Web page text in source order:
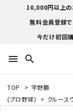
10,000円以上の
無料会員登録で
今だけ初回
menu search
TOP > 宇野勝
(プロ野球)
> クルース